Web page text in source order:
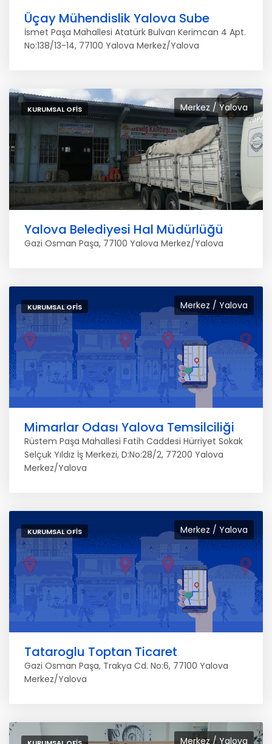
Üçay Mühendislik Yalova Sube
İsmet Paşa Mahallesi Atatürk Bulvarı Kerimcan 4 Apt.
No:138/13-14, 77100 Yalova Merkez/Yalova
Merkez / Yalova
KURUMSAL OFIS
Yalova Belediyesi Hal Müdürlüğü
Gazi Osman Paşa, 77100 Yalova Merkez/Yalova
Merkez / Yalova
KURUMSAL OFIS
Mimarlar Odası Yalova Temsilciliği
Rüstem Paşa Mahallesi Fatih Caddesi Hürriyet Sokak
Selçuk Yıldız İş Merkezi, D:No:28/2, 77200 Yalova
Merkez/Yalova
Merkez / Yalova
KURUMSAL OFIS
Tataroglu Toptan Ticaret
Gazi Osman Paşa, Trakya Cd. No:6, 77100 Yalova
Merkez/Yalova
Merkez / Yalova